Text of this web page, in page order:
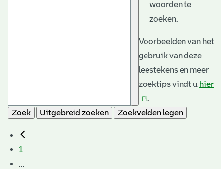
woorden te
zoeken.
Voorbeelden van het
gebruik van deze
leestekens en meer
zoektips vindt u hier
.
Zoek
Uitgebreid zoeken Zoekvelden legen
1
...